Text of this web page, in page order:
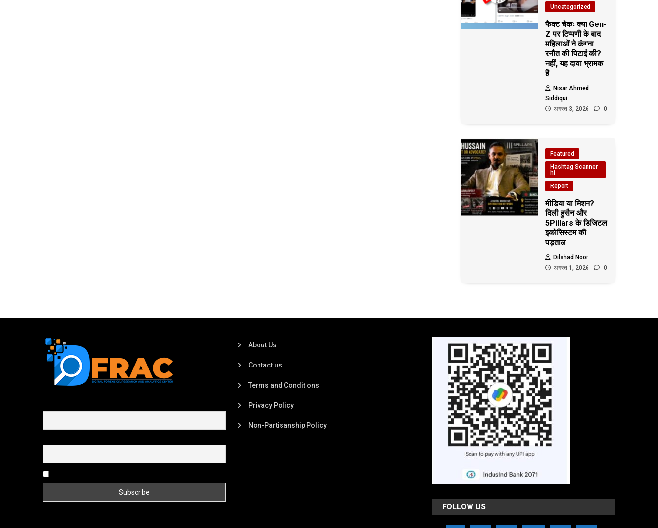
Uncategorized
फैक्ट चेकः क्या Gen-
Z पर टिप्पणी के बाद
महिलाओं ने कंगना
रनौत की पिटाई की?
नहीं, यह दावा भ्रामक
है
Nisar Ahmed
Siddiqui
अगस्त 3, 2026
0
Featured
Hashtag Scanner
hi
Report
मीडिया या मिशन?
दिली हुसैन और
5Pillars के डिजिटल
इकोसिस्टम की
पड़ताल
Dilshad Noor
अगस्त 1, 2026
0
About Us
Contact us
Terms and Conditions
Privacy Policy
Non-Partisanship Policy
FOLLOW US